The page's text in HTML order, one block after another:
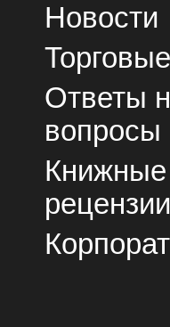
Новости
Ответы
вопросы
Книжные
рецензии